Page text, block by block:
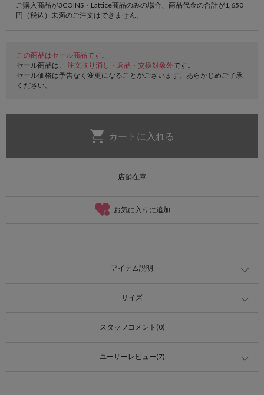
ご購入商品が3COINS・Lattice商品のみの場合、商品代金の合計が1,650
円（税込）未満のご注文はできません。
この商品はセール商品です。
セール商品は、 注文取り消し・返品・交換対象外です。
セール価格は予告なく変更になることがございます。あらかじめご了承
ください。
店舗在庫
お気に入りに追加
アイテム説明
サイズ
スタッフコメント(0)
ユーザーレビュー(7)